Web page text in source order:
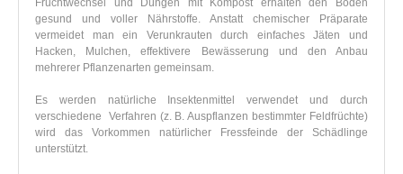
Fruchtwechsel und Düngen mit Kompost erhalten den Boden
gesund und voller Nährstoffe. Anstatt chemischer Präparate
vermeidet man ein Verunkrauten durch einfaches Jäten und
Hacken, Mulchen, effektivere Bewässerung und den Anbau
mehrerer Pflanzenarten gemeinsam.
Es werden natürliche Insektenmittel verwendet und durch
verschiedene Verfahren (z. B. Auspflanzen bestimmter Feldfrüchte)
wird das Vorkommen natürlicher Fressfeinde der Schädlinge
unterstützt.